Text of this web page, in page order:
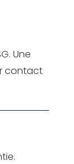
Une
contact